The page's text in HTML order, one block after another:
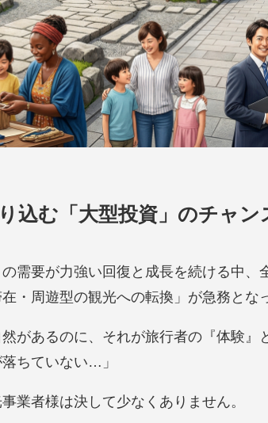
込む「大型投資」のチャン
需要が力強い回復と成長を続ける中、
・周遊型の観光への転換」が急務とな
があるのに、それが旅行者の『体験』
ちていない…」
業者様は決して少なくありません。